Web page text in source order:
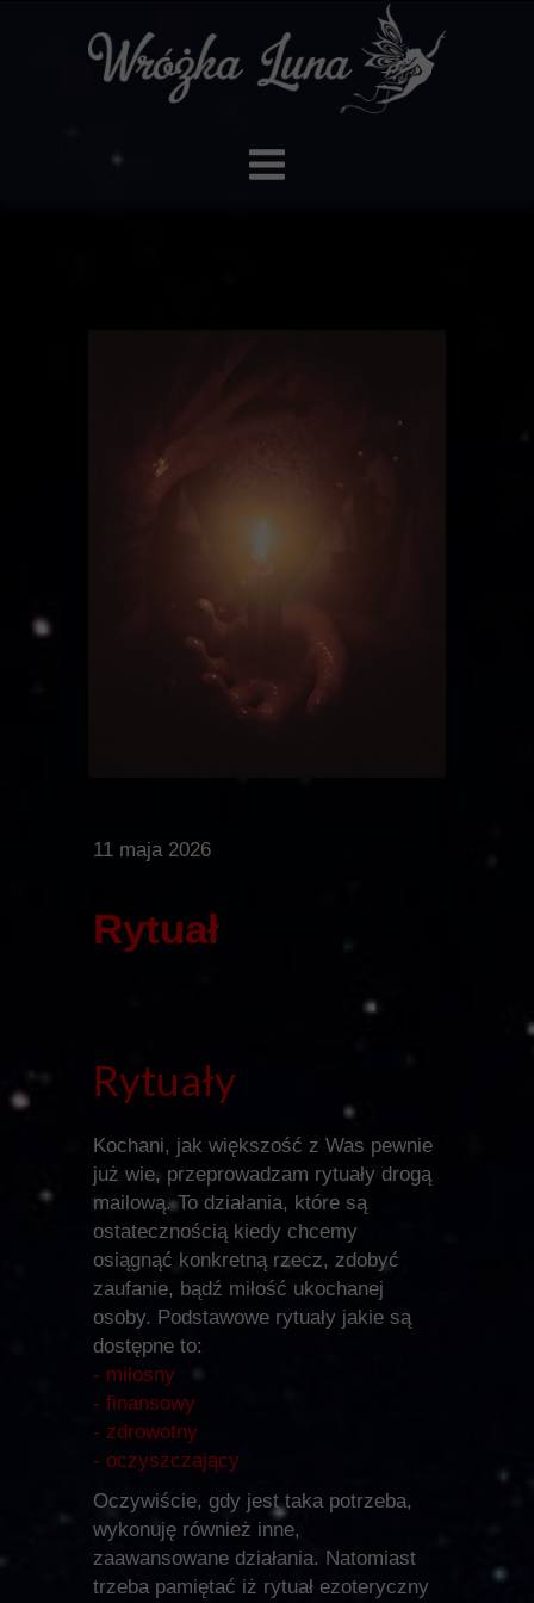
11 maja 2026
Rytuał
Rytuały
Kochani, jak większość z Was pewnie
już wie, przeprowadzam rytuały drogą
mailową. To działania, które są
ostatecznością kiedy chcemy
osiągnąć konkretną rzecz, zdobyć
zaufanie, bądź miłość ukochanej
osoby. Podstawowe rytuały jakie są
dostępne to:
- miłosny
- finansowy
- zdrowotny
- oczyszczający
Oczywiście, gdy jest taka potrzeba,
wykonuję również inne,
zaawansowane działania. Natomiast
trzeba pamiętać iż rytuał ezoteryczny